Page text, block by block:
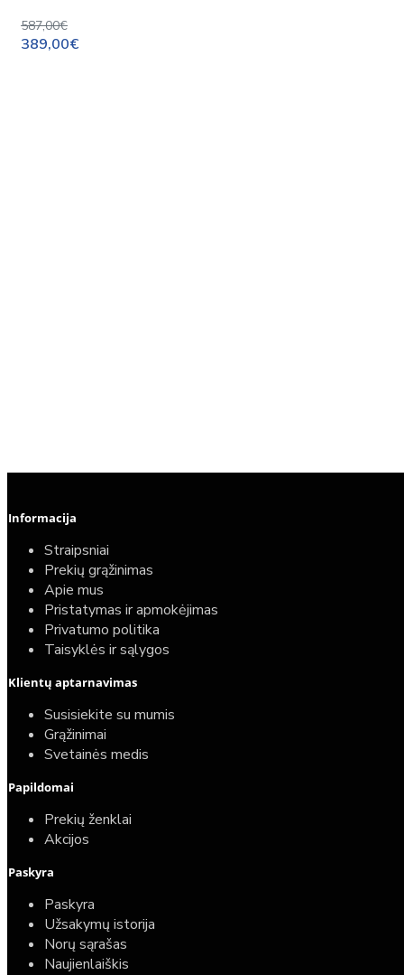
587,00€
389,00€
Informacija
Straipsniai
Prekių grąžinimas
Apie mus
Pristatymas ir apmokėjimas
Privatumo politika
Taisyklės ir sąlygos
Klientų aptarnavimas
Susisiekite su mumis
Grąžinimai
Svetainės medis
Papildomai
Prekių ženklai
Akcijos
Paskyra
Paskyra
Užsakymų istorija
Norų sąrašas
Naujienlaiškis